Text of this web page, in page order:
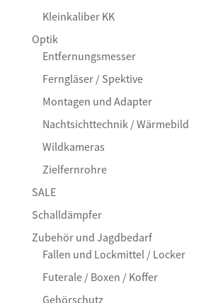
Kleinkaliber KK
Optik
Entfernungsmesser
Ferngläser / Spektive
Montagen und Adapter
Nachtsichttechnik / Wärmebild
Wildkameras
Zielfernrohre
SALE
Schalldämpfer
Zubehör und Jagdbedarf
Fallen und Lockmittel / Locker
Futerale / Boxen / Koffer
Gehörschutz